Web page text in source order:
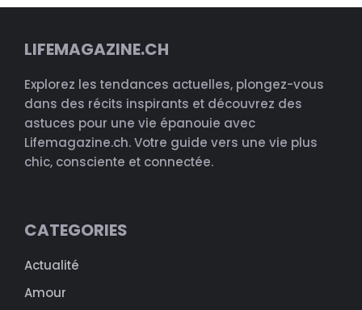
LIFEMAGAZINE.CH
Explorez les tendances actuelles, plongez-vous
dans des récits inspirants et découvrez des
astuces pour une vie épanouie avec
Lifemagazine.ch. Votre guide vers une vie plus
chic, consciente et connectée.
CATEGORIES
Actualité
Amour